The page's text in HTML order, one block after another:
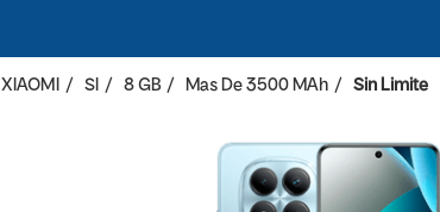
XIAOMI SI 8 GB Mas De 3500 MAh Sin Limite